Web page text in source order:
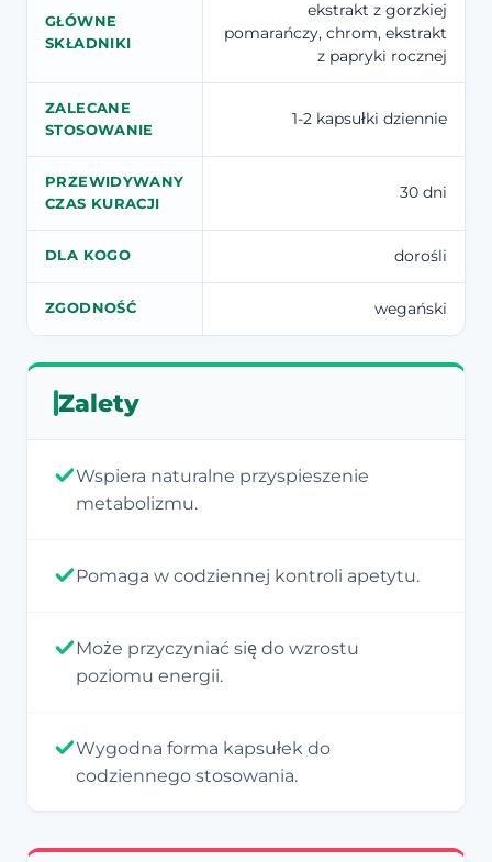
GŁÓWNE
SKŁADNIKI
ekstrakt z gorzkiej
pomarańczy, chrom, ekstrakt
z papryki rocznej
ZALECANE
STOSOWANIE
1-2 kapsułki dziennie
PRZEWIDYWANY
CZAS KURACJI
30 dni
DLA KOGO dorośli
ZGODNOŚĆ wegański
Zalety
Wspiera naturalne przyspieszenie
metabolizmu.
Pomaga w codziennej kontroli apetytu.
Może przyczyniać się do wzrostu
poziomu energii.
Wygodna forma kapsułek do
codziennego stosowania.